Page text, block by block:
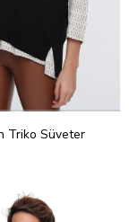
Triko Süveter